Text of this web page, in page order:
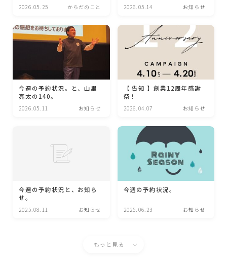
2026.05.25 からだのこと 2026.05.14 お知らせ
今週の予約状況。と、山里
亮太の140。
2026.05.11 お知らせ
【 告知 】創業12周年感謝
祭！
2026.04.07 お知らせ
今週の予約状況と、お知ら
せ。
2025.08.11 お知らせ
今週の予約状況。
2025.06.23 お知らせ
もっと見る